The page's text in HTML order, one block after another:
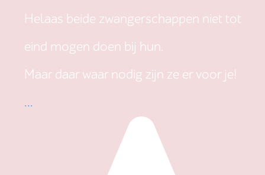
Helaas beide zwangerschappen niet tot
eind mogen doen bij hun.
Maar daar waar nodig zijn ze er voor je!
...